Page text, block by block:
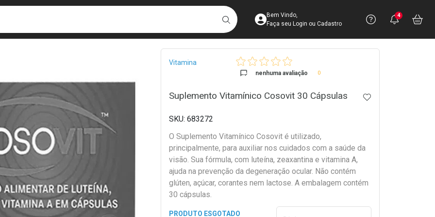
BUSCARAcesse sua Conta
Bem Vindo,
Faça seu Login ou Cadastro
Precisa
Ver Recursos
Você
4
Breadcrumb
Vitamina
nenhuma avaliação 0
Suplemento Vitamínico Cosovit 30 Cápsulas ADICIONAR AOS
683272
O Suplemento Vitamínico Cosovit é utilizado,
principalmente, para auxiliar nos cuidados com a saúde da
visão. Sua fórmula, com luteína, zeaxantina e vitamina A,
ajuda na prevenção da degeneração ocular. Não contém
glúten, açúcar, corantes nem lactose. A embalagem contém
30 cápsulas.
PRODUTO ESGOTADO